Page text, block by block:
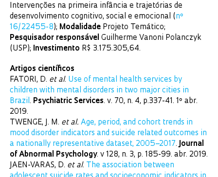
Intervenções na primeira infância e trajetórias de
desenvolvimento cognitivo, social e emocional ( nº
16/22455-8); Modalidade Projeto Temático;
Pesquisador responsável Guilherme Vanoni Polanczyk
(USP); Investimento R$ 3.175.305,64.
Artigos científicos
FATORI, D. et al. Use of mental health services by
children with mental disorders in two major cities in
Brazil. Psychiatric Services. v. 70, n. 4, p.337-41. 1º abr.
2019.
TWENGE, J. M. et al. Age, period, and cohort trends in
mood disorder indicators and suicide related outcomes in
a nationally representative dataset, 2005–2017.Journal
of Abnormal Psychology. v 128, n. 3, p. 185-99. abr. 2019.
JAEN-VARAS, D. et al. The association between